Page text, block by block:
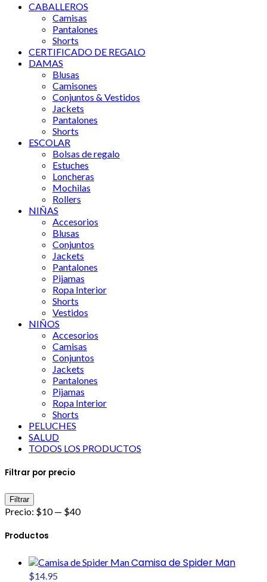
CABALLEROS
Camisas
Pantalones
Shorts
CERTIFICADO DE REGALO
DAMAS
Blusas
Camisones
Conjuntos & Vestidos
Jackets
Pantalones
Shorts
ESCOLAR
Bolsas de regalo
Estuches
Loncheras
Mochilas
Rollers
NIÑAS
Accesorios
Blusas
Conjuntos
Jackets
Pantalones
Pijamas
Ropa Interior
Shorts
Vestidos
NIÑOS
Accesorios
Camisas
Conjuntos
Jackets
Pantalones
Pijamas
Ropa Interior
Shorts
PELUCHES
SALUD
TODOS LOS PRODUCTOS
Filtrar por precio
Precio
mínimo
Precio
máximo
Filtrar
Precio: $10— $40
Productos
Camisa de Spider Man
$14.95